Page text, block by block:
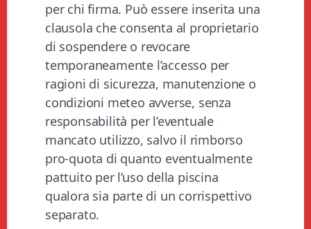
per chi firma. Può essere inserita una
clausola che consenta al proprietario
di sospendere o revocare
temporaneamente l’accesso per
ragioni di sicurezza, manutenzione o
condizioni meteo avverse, senza
responsabilità per l’eventuale
mancato utilizzo, salvo il rimborso
pro-quota di quanto eventualmente
pattuito per l’uso della piscina
qualora sia parte di un corrispettivo
separato.